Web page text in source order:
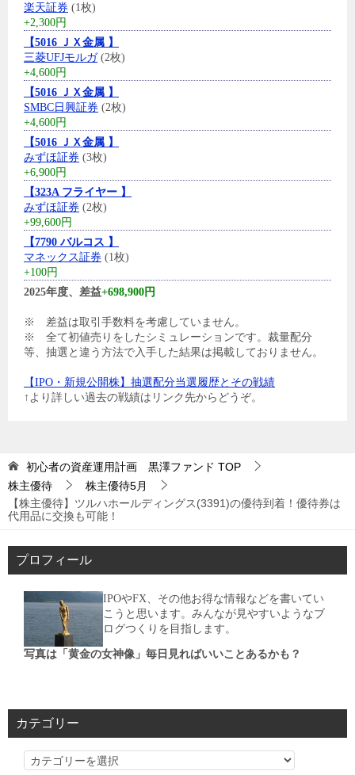
楽天証券 (1枚)
+2,300円
【5016 ＪＸ金属 】
三菱UFJモルガ(2枚)
+4,600円
【5016 ＪＸ金属 】
SMBC日興証券 (2枚)
+4,600円
【5016 ＪＸ金属 】
みずほ証券 (3枚)
+6,900円
【323A フライヤー 】
みずほ証券 (2枚)
+99,600円
【7790 バルコス 】
マネックス証券 (1枚)
+100円
2025年度、差益+698,900円
※ 差益は取引手数料を考慮していません。
※ 全て初値売りをしたシミュレーションです。裁量配分
等、抽選と違う方法で入手した結果は掲載しておりません。
【IPO・新規公開株】抽選配分当選履歴とその戦績
↑より詳しい過去の戦績はリンク先からどうぞ。
初心者の資産運用計画 黒澤ファンド TOP
株主優待
株主優待5月
【株主優待】ツルハホールディングス(3391)の優待到着！優待券は
代用品に交換も可能！
プロフィール
IPOやFX、その他お得な情報などを書いてい
こうと思います。みんなが見やすいようなブ
ログつくりを目指します。
写真は「黄金の女神像」毎日見ればいいことあるかも？
カテゴリー
カ